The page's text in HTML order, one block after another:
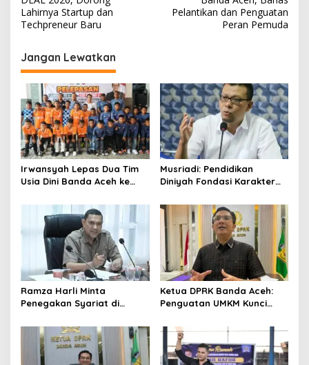
i
a
s
i
p
o
s
Lahirnya Startup dan
Techpreneur Baru
Pelantikan dan Penguatan
Peran Pemuda
Jangan Lewatkan
Irwansyah Lepas Dua Tim
Usia Dini Banda Aceh ke
Musriadi: Pendidikan
Diniyah Fondasi Karakter
Ramza Harli Minta
Penegakan Syariat di
dan Tanpa Intervensi
Ketua DPRK Banda Aceh:
Penguatan UMKM Kunci